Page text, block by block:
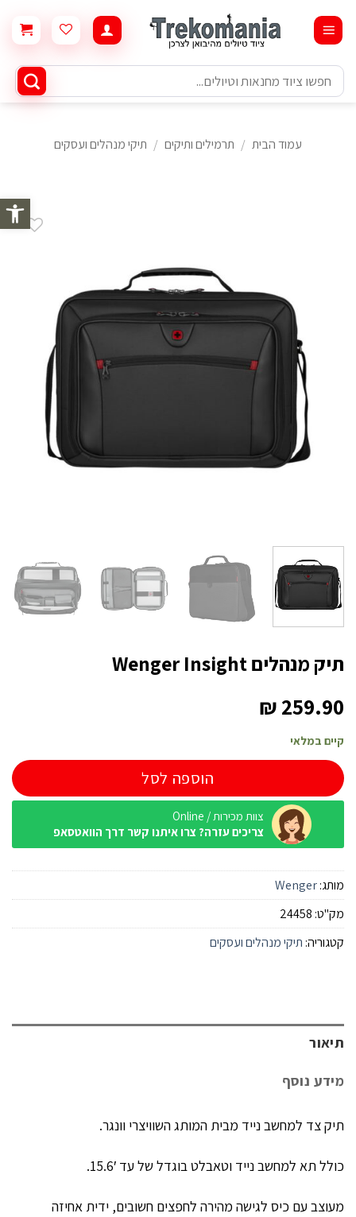
פתח
content
חיפוש
עבור:
עמוד הבית / תרמילים ותיקים / תיקי מנהלים ועסקים
תיק מנהלים Wenger Insight
₪259.90
קיים במלאי
הוספה לסל
צוות מכירות / Online
צריכים עזרה? צרו איתנו קשר דרך הוואטסאפ
מותג:Wenger
מק"ט: 24458
קטגוריה: תיקי מנהלים ועסקים
תיאור
מידע נוסף
תיק צד למחשב נייד מבית המותג השוויצרי וונגר.
כולל תא למחשב נייד וטאבלט בוגדל של עד 15.6′.
מעוצב עם כיס לגישה מהירה לחפצים חשובים, ידית אחיזה